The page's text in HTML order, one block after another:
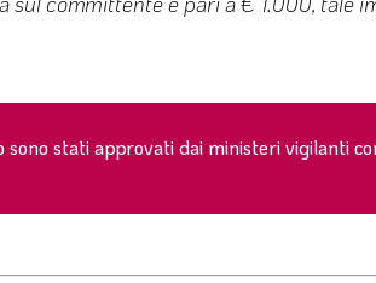
stati approvati dai ministeri vigilanti